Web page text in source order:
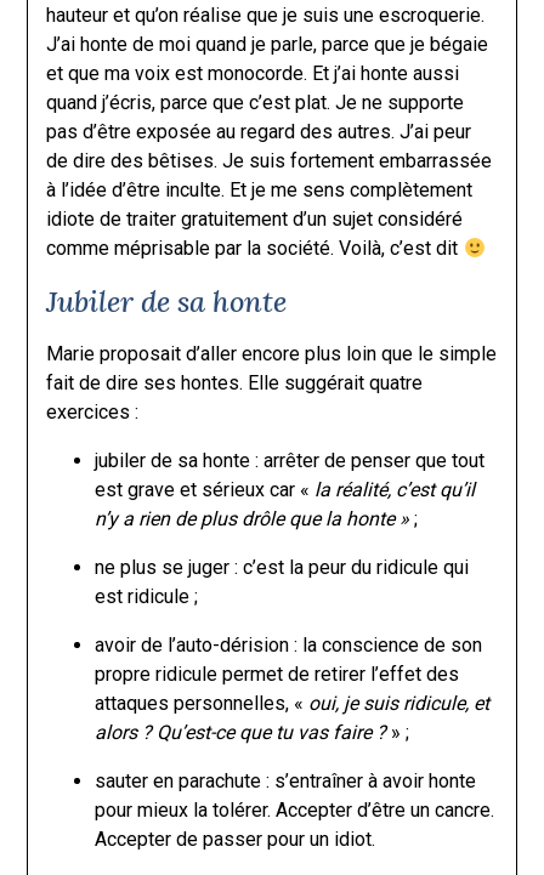
hauteur et qu’on réalise que je suis une escroquerie.
J’ai honte de moi quand je parle, parce que je bégaie
et que ma voix est monocorde. Et j’ai honte aussi
quand j’écris, parce que c’est plat. Je ne supporte
pas d’être exposée au regard des autres. J’ai peur
de dire des bêtises. Je suis fortement embarrassée
à l’idée d’être inculte. Et je me sens complètement
idiote de traiter gratuitement d’un sujet considéré
comme méprisable par la société. Voilà, c’est dit
Jubiler de sa honte
Marie proposait d’aller encore plus loin que le simple
fait de dire ses hontes. Elle suggérait quatre
exercices :
jubiler de sa honte : arrêter de penser que tout
est grave et sérieux car « la réalité, c’est qu’il
n’y a rien de plus drôle que la honte » ;
ne plus se juger : c’est la peur du ridicule qui
est ridicule ;
avoir de l’auto-dérision : la conscience de son
propre ridicule permet de retirer l’effet des
attaques personnelles, « oui, je suis ridicule, et
alors ? Qu’est-ce que tu vas faire ?» ;
sauter en parachute : s’entraîner à avoir honte
pour mieux la tolérer. Accepter d’être un cancre.
Accepter de passer pour un idiot.